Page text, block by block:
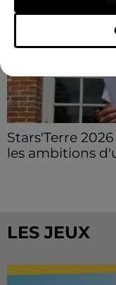
Stars'Terre
les ambitions
LES JEUX